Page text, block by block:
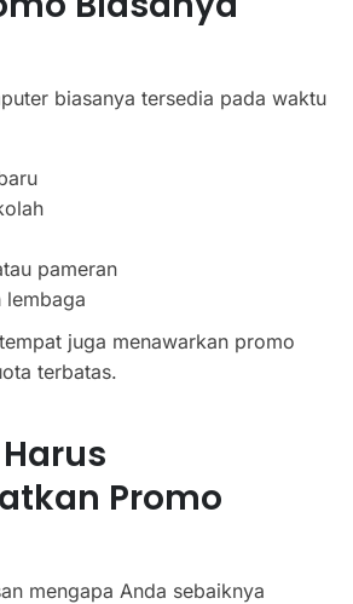
biasanya tersedia pada waktu
pameran
lembaga
juga menawarkan promo
terbatas.
Promo
mengapa Anda sebaiknya